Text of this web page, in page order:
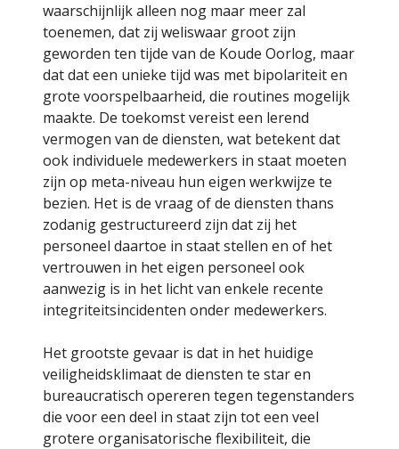
waarschijnlijk alleen nog maar meer zal
toenemen, dat zij weliswaar groot zijn
geworden ten tijde van de Koude Oorlog, maar
dat dat een unieke tijd was met bipolariteit en
grote voorspelbaarheid, die routines mogelijk
maakte. De toekomst vereist een lerend
vermogen van de diensten, wat betekent dat
ook individuele medewerkers in staat moeten
zijn op meta-niveau hun eigen werkwijze te
bezien. Het is de vraag of de diensten thans
zodanig gestructureerd zijn dat zij het
personeel daartoe in staat stellen en of het
vertrouwen in het eigen personeel ook
aanwezig is in het licht van enkele recente
integriteitsincidenten onder medewerkers.
Het grootste gevaar is dat in het huidige
veiligheidsklimaat de diensten te star en
bureaucratisch opereren tegen tegenstanders
die voor een deel in staat zijn tot een veel
grotere organisatorische flexibiliteit, die